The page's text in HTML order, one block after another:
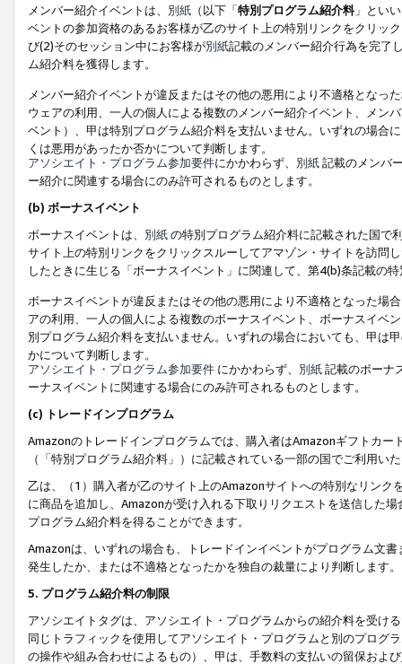
メンバー紹介イベントは、 別紙 （以下「特別プログラム紹介料」とい
ベントの参加資格のあるお客様が乙のサイト上の特別リンクをクリッ
び(2)そのセッション中にお客様が別紙記載のメンバー紹介行為を完了
ム紹介料を獲得します。
メンバー紹介イベントが違反またはその他の悪用により不適格となっ
ウェアの利用、一人の個人による複数のメンバー紹介イベント、メン
ベント）、甲は特別プログラム紹介料を支払いません。いずれの場合
くは悪用があったか否かについて判断します。
アソシエイト・プログラム参加要件にかかわらず、 別紙記載のメンバ
ー紹介に関連する場合にのみ許可されるものとします。
(b) ボーナスイベント
ボーナスイベントは、 別紙の特別プログラム紹介料に記載された国で
サイト上の特別リンクをクリックスルーしてアマゾン・サイトを訪問
したときに生じる「ボーナスイベント」に関連して、第4(b)条記載の
ボーナスイベントが違反またはその他の悪用により不適格となった場
アの利用、一人の個人による複数のボーナスイベント、ボーナスイベ
別プログラム紹介料を支払いません。いずれの場合においても、甲は
かについて判断します。
アソシエイト・プログラム参加要件 にかかわらず、 別紙記載のボーナ
ーナスイベントに関連する場合にのみ許可されるものとします。
(c) トレードインプログラム
Amazonのトレードインプログラムでは、購入者はAmazonギフトカ
（「特別プログラム紹介料」）に記載されている一部の国でご利用い
乙は、（1）購入者が乙のサイト上のAmazonサイトへの特別なリン
に商品を追加し、Amazonが受け入れる下取りリクエストを送信した
プログラム紹介料を得ることができます。
Amazonは、いずれの場合も、トレードインイベントがプログラム文
発生したか、または不適格となったかを独自の裁量により判断します。
5. プログラム紹介料の制限
アソシエイトタグは、アソシエイト・プログラムからの紹介料を受け
同じトラフィックを使用してアソシエイト・プログラムと別のプログ
の操作や組み合わせによるもの）、甲は、手数料の支払いの留保およ